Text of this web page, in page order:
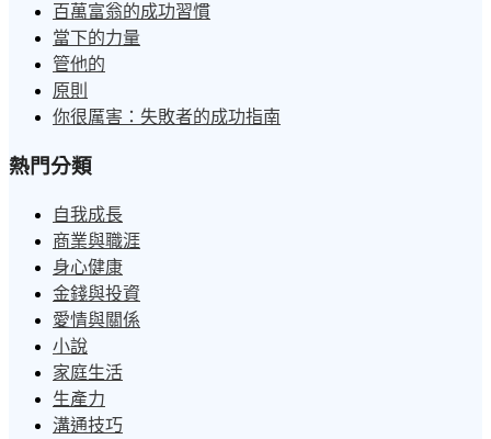
百萬富翁的成功習慣
當下的力量
管他的
原則
你很厲害：失敗者的成功指南
熱門分類
自我成長
商業與職涯
身心健康
金錢與投資
愛情與關係
小說
家庭生活
生產力
溝通技巧